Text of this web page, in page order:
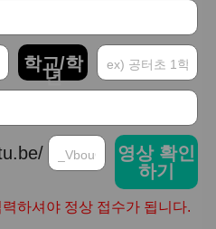
학교/학
년
영상 확인
하기
하셔야 정상 접수가 됩니다.